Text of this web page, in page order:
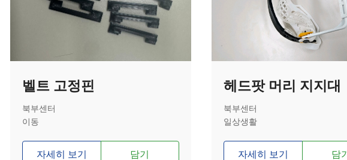
벨트 고정핀
북부센터
이동
자세히 보기 담기
헤드팟 머리 지지대
북부센터
일상생활
자세히 보기 담기